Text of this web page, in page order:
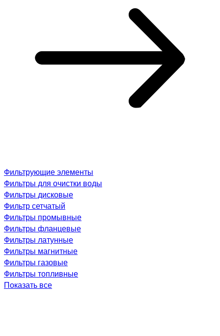
Фильтрующие элементы
Фильтры для очистки воды
Фильтры дисковые
Фильтр сетчатый
Фильтры промывные
Фильтры фланцевые
Фильтры латунные
Фильтры магнитные
Фильтры газовые
Фильтры топливные
Показать все